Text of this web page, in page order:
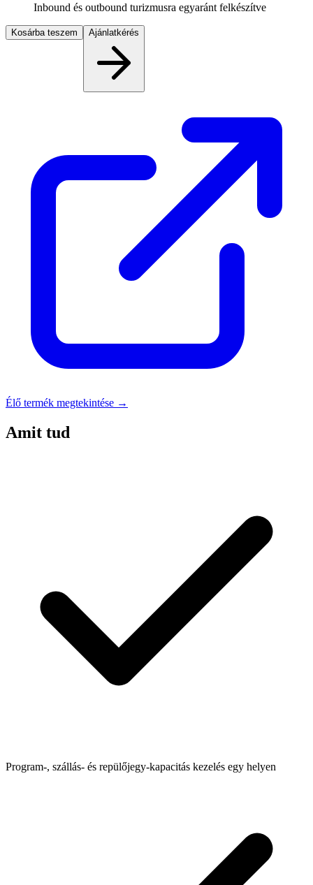
Inbound és outbound turizmusra egyaránt felkészítve
Kosárba teszem Ajánlatkérés
Élő termék megtekintése →
Amit tud
Program-, szállás- és repülőjegy-kapacitás kezelés egy helyen